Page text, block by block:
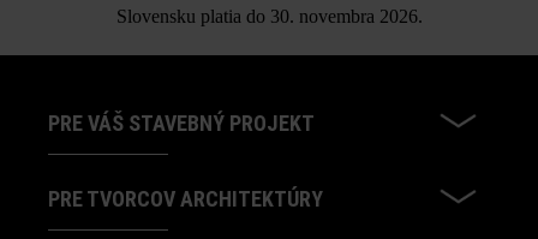
Slovensku platia do 30. novembra 2026.
PRE VÁŠ STAVEBNÝ PROJEKT
PRE TVORCOV ARCHITEKTÚRY